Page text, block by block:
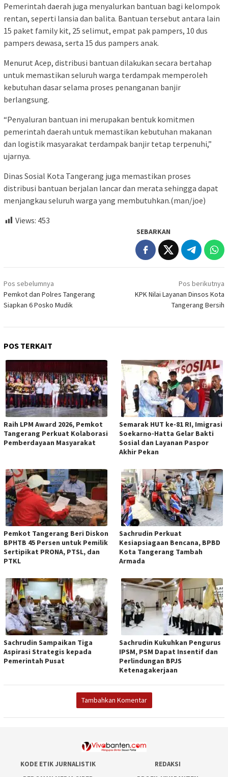
Pemerintah daerah juga menyalurkan bantuan bagi kelompok
rentan, seperti lansia dan balita. Bantuan tersebut antara lain
15 paket family kit, 25 selimut, empat pak pampers, 10 dus
pampers dewasa, serta 15 dus pampers anak.
Menurut Acep, distribusi bantuan dilakukan secara bertahap
untuk memastikan seluruh warga terdampak memperoleh
kebutuhan dasar selama proses penanganan banjir
berlangsung.
“Penyaluran bantuan ini merupakan bentuk komitmen
pemerintah daerah untuk memastikan kebutuhan makanan
dan logistik masyarakat terdampak banjir tetap terpenuhi,”
ujarnya.
Dinas Sosial Kota Tangerang juga memastikan proses
distribusi bantuan berjalan lancar dan merata sehingga dapat
menjangkau seluruh warga yang membutuhkan.(man/joe)
Views: 453
SEBARKAN
Navigasi
pos
Pos sebelumnya
Pemkot dan Polres Tangerang
Siapkan 6 Posko Mudik
Pos berikutnya
KPK Nilai Layanan Dinsos Kota
Tangerang Bersih
POS TERKAIT
Raih LPM Award 2026, Pemkot
Tangerang Perkuat Kolaborasi
Pemberdayaan Masyarakat
Semarak HUT ke-81 RI, Imigrasi
Soekarno-Hatta Gelar Bakti
Sosial dan Layanan Paspor
Akhir Pekan
Pemkot Tangerang Beri Diskon
BPHTB 45 Persen untuk Pemilik
Sertipikat PRONA, PTSL, dan
PTKL
Sachrudin Perkuat
Kesiapsiagaan Bencana, BPBD
Kota Tangerang Tambah
Armada
Sachrudin Sampaikan Tiga
Aspirasi Strategis kepada
Pemerintah Pusat
Sachrudin Kukuhkan Pengurus
IPSM, PSM Dapat Insentif dan
Perlindungan BPJS
Ketenagakerjaan
Tambahkan Komentar
KODE ETIK JURNALISTIK
REDAKSI